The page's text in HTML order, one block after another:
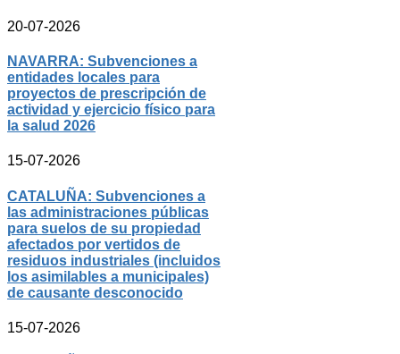
20-07-2026
NAVARRA: Subvenciones a
entidades locales para
proyectos de prescripción de
actividad y ejercicio físico para
la salud 2026
15-07-2026
CATALUÑA: Subvenciones a
las administraciones públicas
para suelos de su propiedad
afectados por vertidos de
residuos industriales (incluidos
los asimilables a municipales)
de causante desconocido
15-07-2026